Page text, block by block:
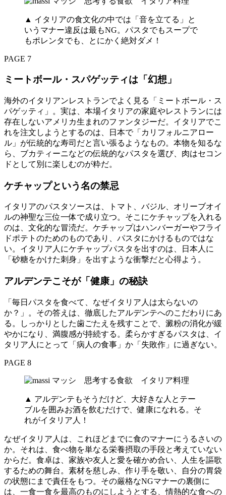
▲ イタリアの食文化の中では「音を立てる」と
いうマナー違反は最もNG。パスタでもスープで
もポレンタでも、とにかく絶対ダメ！
PAGE 7
ミートボール・スパゲッティは「幻想」
海外のイタリアンレストランでよく見る「ミートボール・ス
パゲッティ」。実は、本場イタリアの家庭やレストランには
存在しないアメリカ生まれのファンタジーだ。イタリアでこ
れを注文しようとするのは、日本で「カリフォルニアロー
ル」が伝統的な寿司だと言い張るようなもの。本物を知るな
ら、ブカティーニなどの伝統的なパスタを選び、肉はセコン
ドとして別に楽しむのが粋だ。
ケチャップという名の禁忌
イタリアのパスタソースは、トマト、バジル、オリーブオイ
ルの神聖な三位一体で成り立つ。そこにケチャップを入れる
のは、文化的な冒涜だ。ケチャップはハンバーガーやフライ
ドポテトのためのものであり、パスタにかけるものではな
い。イタリア人にケチャップパスタを出すのは、日本人に
「砂糖をかけた刺身」を出すような衝撃だと心得よう。
アルデンテこそが「健康」の秘訣
「毎日パスタを食べて、なぜイタリア人は太らないの
か？」。その答えは、徹底したアルデンテへのこだわりにあ
る。しっかりとした歯ごたえを残すことで、澱粉の消化が緩
やかになり、満腹感が持続する。柔らかすぎるパスタは、イ
タリア人にとって「病人の食事」か「失敗作」に過ぎない。
PAGE 8
▲ アルデンテもそうだけど、大好きな人とテー
ブルを囲みお酒を飲むだけで、健康になれる。そ
れがイタリア人！
なぜイタリア人は、これほどまでに食のマナーにうるさいの
か。それは、食べ物を単なる栄養摂取の手段と考えていない
からだ。食卓は、家族や友人と愛を確かめ合い、人生を謳歌
するための舞台。素材を慈しみ、作り手を敬い、自分の胃袋
の状態にまで責任をもつ。その厳格なNGマナーの裏側に
は、一食一食を最高のものにしようとする、情熱的な食への